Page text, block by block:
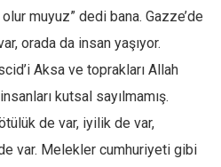
muyuz” dedi bana. Gazze’de
orada da insan yaşıyor.
Aksa ve toprakları Allah
kutsal sayılmamış.
de var, iyilik de var,
var. Melekler cumhuriyeti gibi